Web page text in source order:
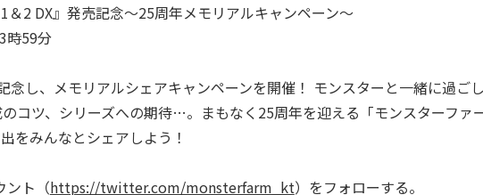
＆2 DX』発売記念～25周年メモリアルキャンペーン～
時59分
し、メモリアルシェアキャンペーンを開催！ モンスターと一緒に過ご
コツ、シリーズへの期待…。まもなく25周年を迎える「モンスターファー
をみんなとシェアしよう！
ント（https://twitter.com/monsterfarm_kt）をフォローする。